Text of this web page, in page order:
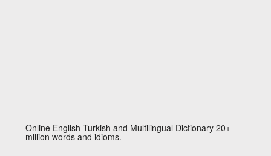
Online English Turkish and Multilingual Dictionary 20+
million words and idioms.